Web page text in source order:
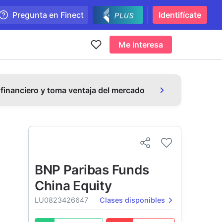
Pregunta en Finect Identifícate
Me interesa
y toma ventaja del mercado
BNP Paribas Funds
China Equity
LU0823426647 Clases disponibles